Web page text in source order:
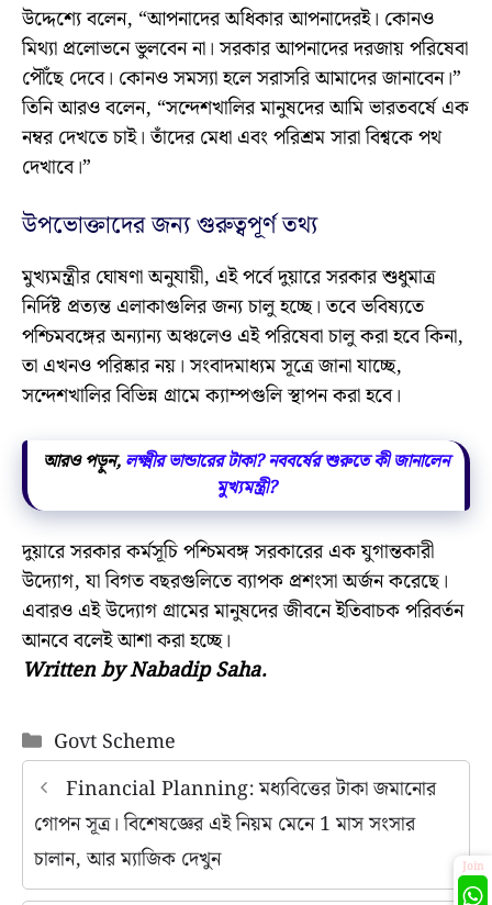
উদ্দেশ্যে বলেন, “আপনাদের অধিকার আপনাদেরই। কোনও
মিথ্যা প্রলোভনে ভুলবেন না। সরকার আপনাদের দরজায় পরিষেবা
পৌঁছে দেবে। কোনও সমস্যা হলে সরাসরি আমাদের জানাবেন।”
তিনি আরও বলেন, “সন্দেশখালির মানুষদের আমি ভারতবর্ষে এক
নম্বর দেখতে চাই। তাঁদের মেধা এবং পরিশ্রম সারা বিশ্বকে পথ
দেখাবে।”
উপভোক্তাদের জন্য গুরুত্বপূর্ণ তথ্য
মুখ্যমন্ত্রীর ঘোষণা অনুযায়ী, এই পর্বে দুয়ারে সরকার শুধুমাত্র
নির্দিষ্ট প্রত্যন্ত এলাকাগুলির জন্য চালু হচ্ছে। তবে ভবিষ্যতে
পশ্চিমবঙ্গের অন্যান্য অঞ্চলেও এই পরিষেবা চালু করা হবে কিনা,
তা এখনও পরিষ্কার নয়। সংবাদমাধ্যম সূত্রে জানা যাচ্ছে,
সন্দেশখালির বিভিন্ন গ্রামে ক্যাম্পগুলি স্থাপন করা হবে।
আরও পড়ুন, লক্ষ্মীর ভান্ডারের টাকা? নববর্ষের শুরুতে ‌কী জানালেন
মুখ্যমন্ত্রী?
দুয়ারে সরকার কর্মসূচি পশ্চিমবঙ্গ সরকারের এক যুগান্তকারী
উদ্যোগ, যা বিগত বছরগুলিতে ব্যাপক প্রশংসা অর্জন করেছে।
এবারও এই উদ্যোগ গ্রামের মানুষদের জীবনে ইতিবাচক পরিবর্তন
আনবে বলেই আশা করা হচ্ছে।
Written by Nabadip Saha.
Categories
Govt Scheme
Financial Planning: মধ্যবিত্তের টাকা জমানোর
গোপন সূত্র। বিশেষজ্ঞের এই নিয়ম মেনে 1 মাস সংসার
চালান, আর ম্যাজিক দেখুন
Join